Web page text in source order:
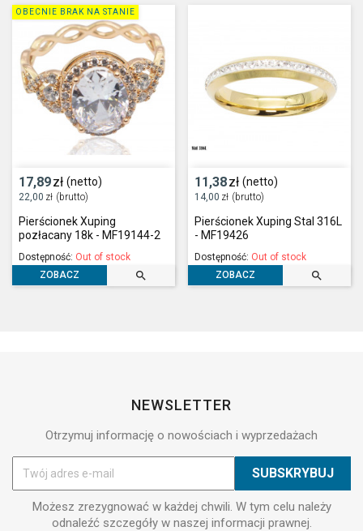
17,89zł (netto)
22,00 zł (brutto)
Pierścionek Xuping
pozłacany 18k - MF19144-2
Dostępność: Out of stock
ZOBACZ

OBECNIE BRAK NA STANIE
11,38zł (netto)
14,00 zł (brutto)
Pierścionek Xuping Stal 316L
- MF19426
Dostępność: Out of stock
ZOBACZ

NEWSLETTER
Otrzymuj informację o nowościach i wyprzedażach
Możesz zrezygnować w każdej chwili. W tym celu należy
odnaleźć szczegóły w naszej informacji prawnej.